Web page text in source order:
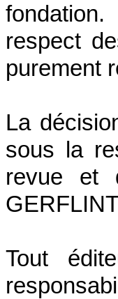
respect
purement
La
sous la
revue et
Tout